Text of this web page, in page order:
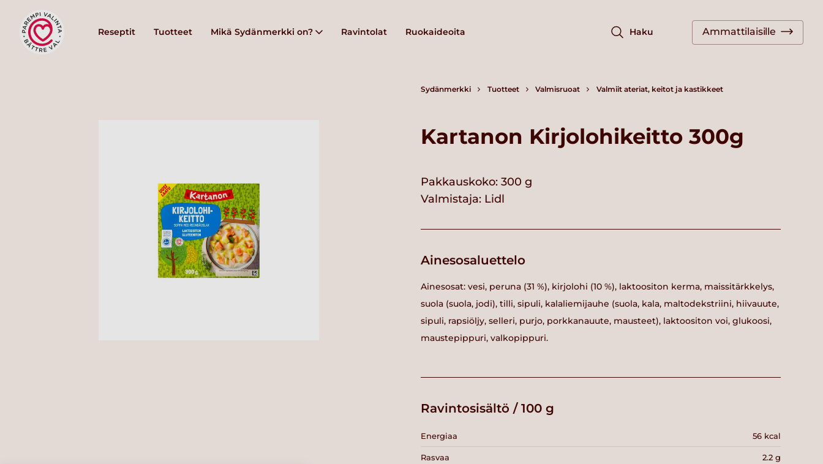
Reseptit Tuotteet Mikä Sydänmerkki on? Ravintolat Ruokaideoita Haku Ammattilaisille
Sydänmerkki Tuotteet Valmisruoat Valmiit ateriat, keitot ja kastikkeet
Kartanon Kirjolohikeitto 300g
Pakkauskoko: 300 g
Valmistaja: Lidl
Ainesosaluettelo
Ainesosat: vesi, peruna (31 %), kirjolohi (10 %), laktoositon kerma, maissitärkkelys,
suola (suola, jodi), tilli, sipuli, kalaliemijauhe (suola, kala, maltodekstriini, hiivauute,
sipuli, rapsiöljy, selleri, purjo, porkkanauute, mausteet), laktoositon voi, glukoosi,
maustepippuri, valkopippuri.
Ravintosisältö / 100 g
Energiaa 56 kcal
Rasvaa 2.2 g